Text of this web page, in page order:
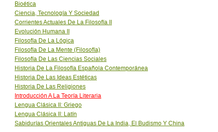
Bioética
Ciencia, Tecnología Y Sociedad
Corrientes Actuales De La Filosofía II
Evolución Humana II
Filosofía De La Lógica
Filosofía De La Mente (Filosofía)
Filosofía De Las Ciencias Sociales
Historia De La Filosofía Española Contemporánea
Historia De Las Ideas Estéticas
Historia De Las Religiones
Introducción A La Teoría Literaria
Lengua Clásica II: Griego
Lengua Clásica II: Latín
Sabidurías Orientales Antiguas De La India, El Budismo Y China